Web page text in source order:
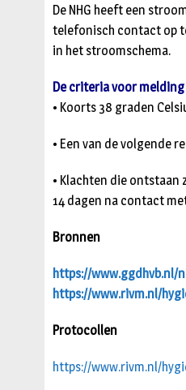
De NHG heeft een
telefonisch contact op
in het stroomschema.
De criteria voor
• Koorts 38 graden
• Een van de volgende
• Klachten die
14 dagen na contact
Bronnen
https://www.ggdhvb.nl/
https://www.rivm.nl/
Protocollen
https://www.rivm.nl/